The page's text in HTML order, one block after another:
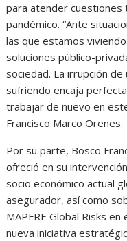
para atender cuestiones
pandémico. “Ante
las que estamos
soluciones público-
sociedad. La irrupción
sufriendo encaja
trabajar de nuevo en
Francisco Marco Orenes.
Por su parte, Bosco
ofreció en su
socio económico actual
asegurador, así como
MAPFRE Global Risks
nueva iniciativa